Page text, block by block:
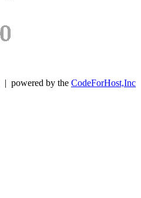
| powered by the CodeForHost,Inc